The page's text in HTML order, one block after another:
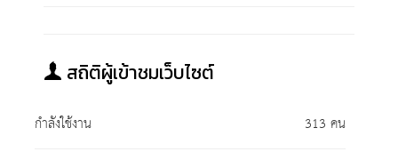
สถิติผู้เข้าชมเว็บไซต์
กำลังใช้งาน
313 คน